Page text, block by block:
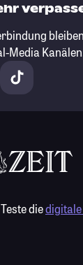
Media
Teste diedigitale